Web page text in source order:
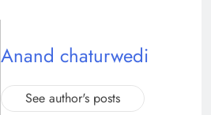
Anand chaturwedi
See author's posts